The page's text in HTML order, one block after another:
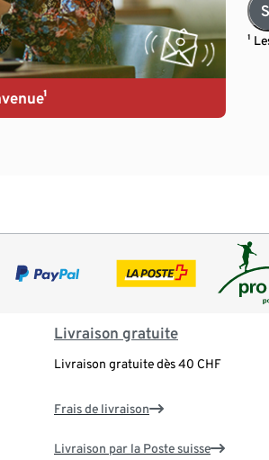
¹
Livraison gratuite
Livraison gratuite dès 40 CHF
Frais de livraison
Livraison par la Poste suisse